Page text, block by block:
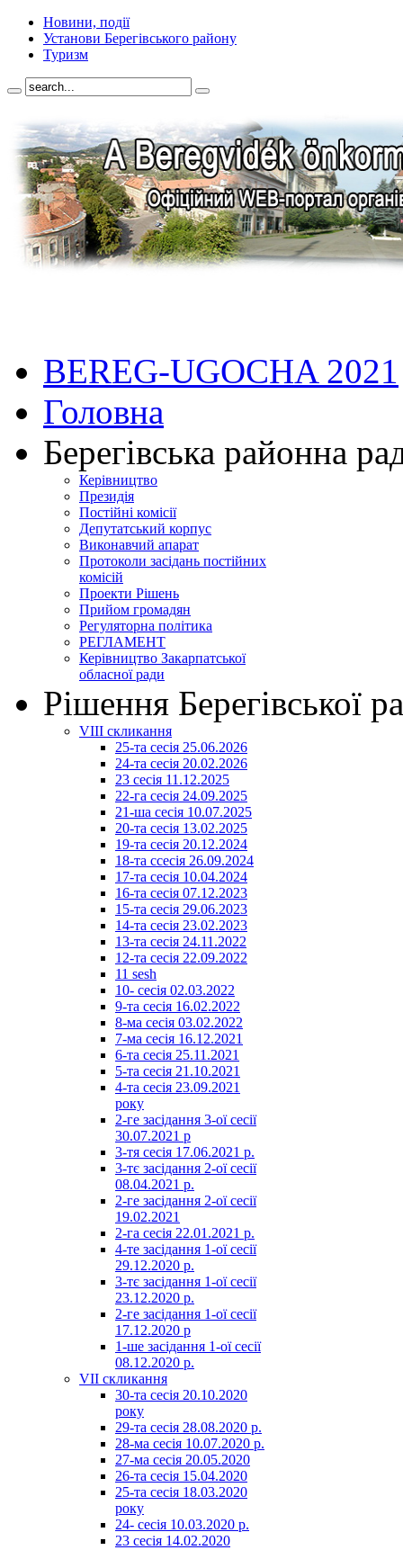
Новини, події
Установи Берегівського району
Туризм
BEREG-UGOCHA 2021
Головна
Берегівська районна
Керівництво
Президія
Постійні комісії
Депутатський корпус
Виконавчий апарат
Протоколи засідань постійних
комісій
Проекти Рішень
Прийом громадян
Регуляторна політика
РЕГЛАМЕНТ
Керівництво Закарпатської
обласної ради
Рішення Берегівської
VIII скликання
25-та сесія 25.06.2026
24-та сесія 20.02.2026
23 сесія 11.12.2025
22-га сесія 24.09.2025
21-ша сесія 10.07.2025
20-та сесія 13.02.2025
19-та сесія 20.12.2024
18-та ссесія 26.09.2024
17-та сесія 10.04.2024
16-та сесія 07.12.2023
15-та сесія 29.06.2023
14-та сесія 23.02.2023
13-та сесія 24.11.2022
12-та сесія 22.09.2022
11 sesh
10- сесія 02.03.2022
9-та сесія 16.02.2022
8-ма сесія 03.02.2022
7-ма сесія 16.12.2021
6-та сесія 25.11.2021
5-та сесія 21.10.2021
4-та сесія 23.09.2021
року
2-ге засідання 3-ої сесії
30.07.2021 р
3-тя сесія 17.06.2021 р.
3-тє засідання 2-ої сесії
08.04.2021 р.
2-ге засідання 2-ої сесії
19.02.2021
2-га сесія 22.01.2021 р.
4-те засідання 1-ої сесії
29.12.2020 р.
3-тє засідання 1-ої сесії
23.12.2020 р.
2-ге засідання 1-ої сесії
17.12.2020 р
1-ше засідання 1-ої сесії
08.12.2020 р.
VII скликання
30-та сесія 20.10.2020
року
29-та сесія 28.08.2020 р.
28-ма сесія 10.07.2020 р.
27-ма сесія 20.05.2020
26-та сесія 15.04.2020
25-та сесія 18.03.2020
року
24- сесія 10.03.2020 р.
23 сесія 14.02.2020